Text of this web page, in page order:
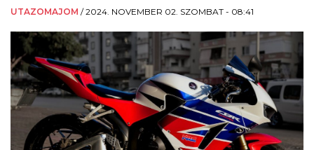
UTAZOMAJOM /2024. NOVEMBER 02. SZOMBAT - 08:41